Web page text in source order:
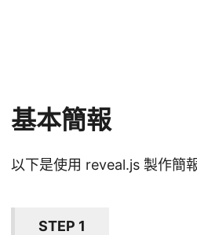
基本簡報
以下是使用 reveal.js 製作簡
STEP 1